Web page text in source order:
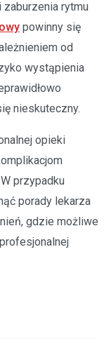
zaburzenia rytmu
powinny się
od
wystąpienia
nieskuteczny.
opieki
przypadku
porady lekarza
gdzie możliwe